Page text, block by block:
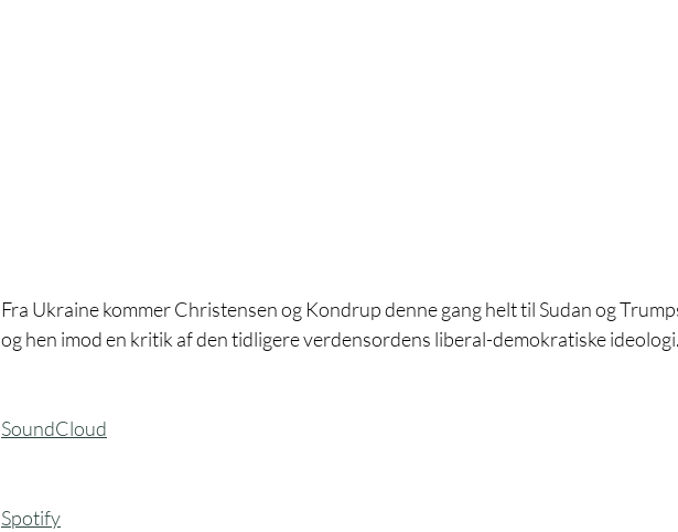
Fra Ukraine kommer Christensen og Kondrup denne gang helt til Sudan og
og hen imod en kritik af den tidligere verdensordens liberal-demokratiske ideologi.
SoundCloud
Spotify